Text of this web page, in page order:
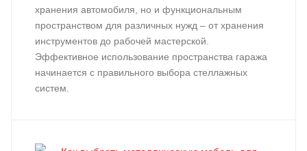
хранения автомобиля, но и функциональным
пространством для различных нужд – от хранения
инструментов до рабочей мастерской.
Эффективное использование пространства гаража
начинается с правильного выбора стеллажных
систем.